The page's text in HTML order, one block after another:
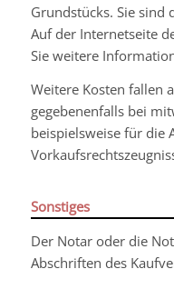
Grundstücks. Sie sind
Auf der Internetseite
Sie weitere
Weitere Kosten fallen
gegebenenfalls bei
beispielsweise für die
Sonstiges
Der Notar oder die
Abschriften des